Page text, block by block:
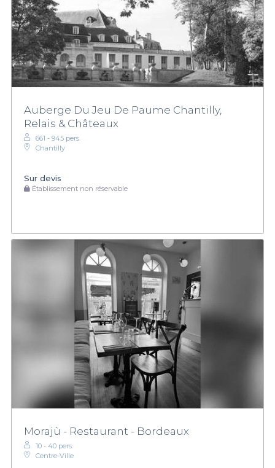
Auberge Du Jeu De Paume Chantilly,
Relais & Châteaux
661 - 945 pers.
Chantilly
Sur devis
Établissement non réservable
Morajù - Restaurant - Bordeaux
10 - 40 pers.
Centre-Ville